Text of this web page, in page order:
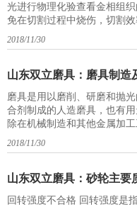
光进行物理化验查看金相组织的一道程序。 现
免在切割过程中烧伤，切割效率低。 首先是选用的砂轮
织结构，出现误差。如若硬
及
2018/11/30
山东双立磨具：磨具制造
磨具是用以磨削、研磨和抛
合剂制成的人造磨具，也有
除在机械制造和其他金属加
的加工。 磨具在使用过程中，当磨粒磨钝时，由于磨粒自身部分碎裂
料不
2018/11/30
山东双立磨具：砂轮主要
回转强度不合格 回转强度是